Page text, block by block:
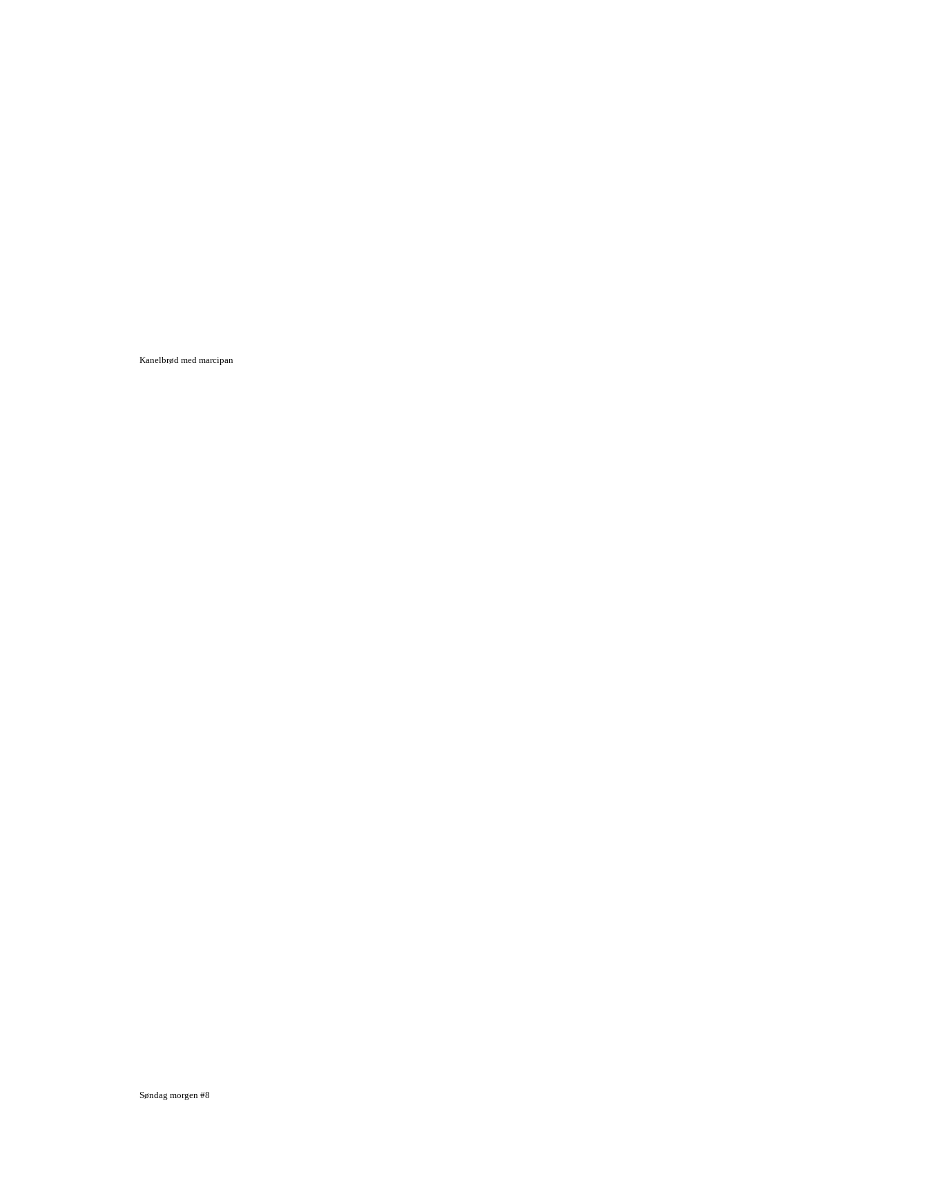
Kanelbrød med marcipan
Søndag morgen #8